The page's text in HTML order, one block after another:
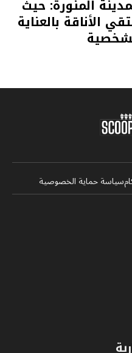
المنورة: حيث
الأناقة بالعناية
سياسة حماية الخصوصية